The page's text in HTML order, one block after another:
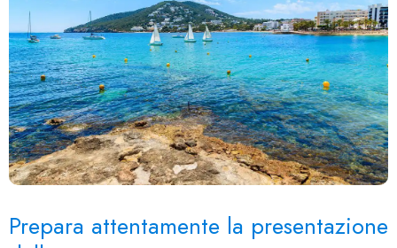
Prepara attentamente la presentazione